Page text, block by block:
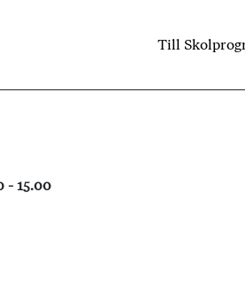
Till
- 15.00